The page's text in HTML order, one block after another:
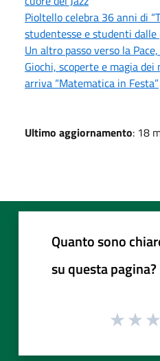
Pioltello celebra 36 anni di
studentesse e studenti
Un altro passo verso la
Giochi, scoperte e magia
arriva “Matematica in Festa”
Ultimo aggiornamento: 18
Quanto sono
su questa pagina?